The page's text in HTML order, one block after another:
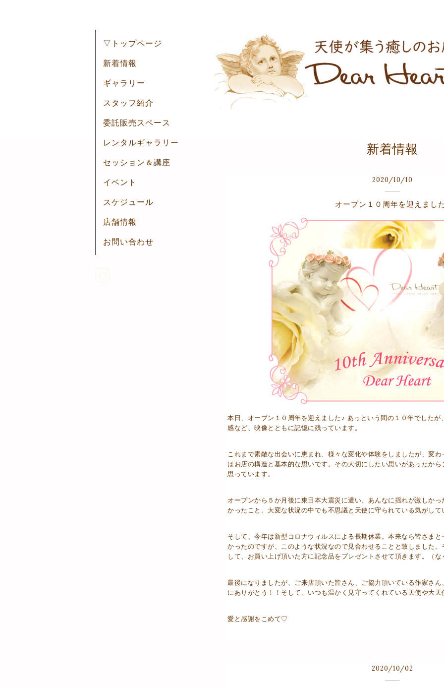
▽トップページ
新着情報
ギャラリー
スタッフ紹介
委託販売スペース
レンタルギャラリー
セッション＆講座
イベント
スケジュール
店舗情報
お問い合わせ
新着情報
2020/10/10
オープン１０周年を迎えまし
本日、オープン１０周年を迎えました♪ あっという間の１０年でした
感など、映像とともに記憶に残っています。
これまで素敵な出会いに恵まれ、様々な変化や体験をしましたが、変
はお店の構造と基本的な思いです。その大切にしたい思いがあったか
思っています。
オープンから５か月後に東日本大震災に遭い、あんなに揺れが激しか
かったこと。大変な状況の中でも不思議と天使に守られている気がして
そして、今年は新型コロナウィルスによる長期休業。本来なら皆さま
かったのですが、このような状況なので見合わせることと致しました
して、お買い上げ頂いた方に記念品をプレゼントさせて頂きます。（
最後になりましたが、ご来店頂いた皆さん、ご協力頂いている作家さ
にありがとう！！そして、いつも温かく見守ってくれている天使や大天
愛と感謝をこめて♡
2020/10/02